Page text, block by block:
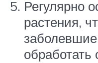
Регулярно
растения,
обработать